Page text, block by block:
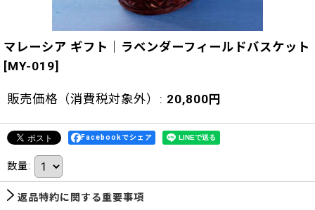
マレーシア ギフト｜ラベンダーフィールドバスケット
[MY-019]
販売価格（消費税対象外） : 20,800 円
Facebookでシェア
数量:
返品特約に関する重要事項